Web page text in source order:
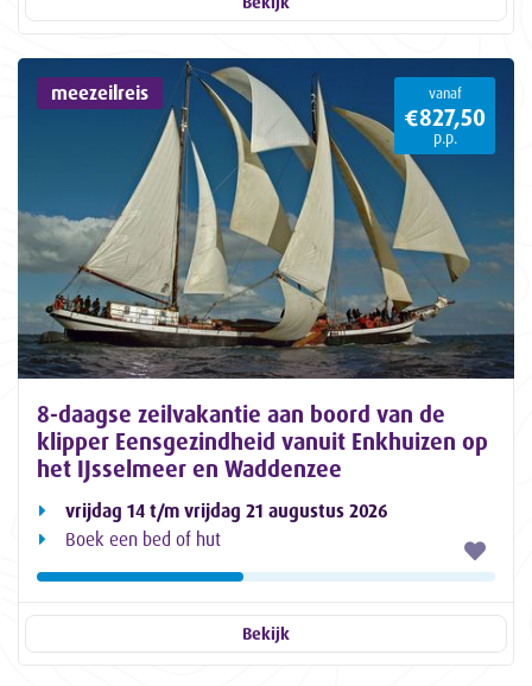
meezeilreis vanaf
€827,50
p.p.
8-daagse zeilvakantie aan boord van de
klipper Eensgezindheid vanuit Enkhuizen op
het IJsselmeer en Waddenzee
vrijdag 14 t/m vrijdag 21 augustus 2026
Boek een bed of hut
Bekijk